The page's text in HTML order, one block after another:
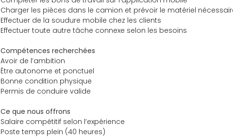
Charger les pièces dans le camion et prévoir le matériel
Effectuer de la soudure mobile chez les clients
Effectuer toute autre tâche connexe selon les besoins
Compétences recherchées
Avoir de l’ambition
Être autonome et ponctuel
Bonne condition physique
Permis de conduire valide
Ce que nous offrons
Salaire compétitif selon l’expérience
Poste temps plein (40 heures)